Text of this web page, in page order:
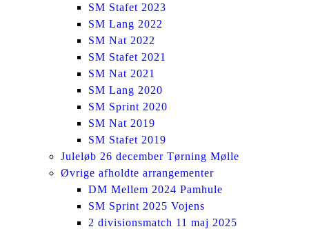
SM Stafet 2023
SM Lang 2022
SM Nat 2022
SM Stafet 2021
SM Nat 2021
SM Lang 2020
SM Sprint 2020
SM Nat 2019
SM Stafet 2019
Juleløb 26 december Tørning Mølle
Øvrige afholdte arrangementer
DM Mellem 2024 Pamhule
SM Sprint 2025 Vojens
2 divisionsmatch 11 maj 2025